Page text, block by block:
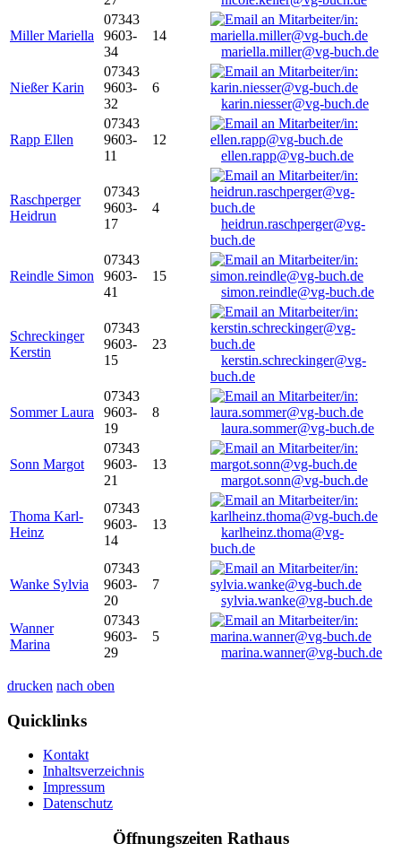
Miller Mariella
07343
9603-
34
14
mariella.miller@vg-buch.de
Nießer Karin
07343
9603-
32
6
karin.niesser@vg-buch.de
Rapp Ellen
07343
9603-
11
12
ellen.rapp@vg-buch.de
Raschperger
Heidrun
07343
9603-
17
4
heidrun.raschperger@vg-
buch.de
Reindle Simon
07343
9603-
41
15
simon.reindle@vg-buch.de
Schreckinger
Kerstin
07343
9603-
15
23
kerstin.schreckinger@vg-
buch.de
Sommer Laura
07343
9603-
19
8
laura.sommer@vg-buch.de
Sonn Margot
07343
9603-
21
13
margot.sonn@vg-buch.de
Thoma Karl-
Heinz
07343
9603-
14
13
karlheinz.thoma@vg-
buch.de
Wanke Sylvia
07343
9603-
20
7
sylvia.wanke@vg-buch.de
Wanner
Marina
07343
9603-
29
5
marina.wanner@vg-buch.de
drucken nach oben
Quicklinks
Kontakt
Inhaltsverzeichnis
Impressum
Datenschutz
Öffnungszeiten Rathaus